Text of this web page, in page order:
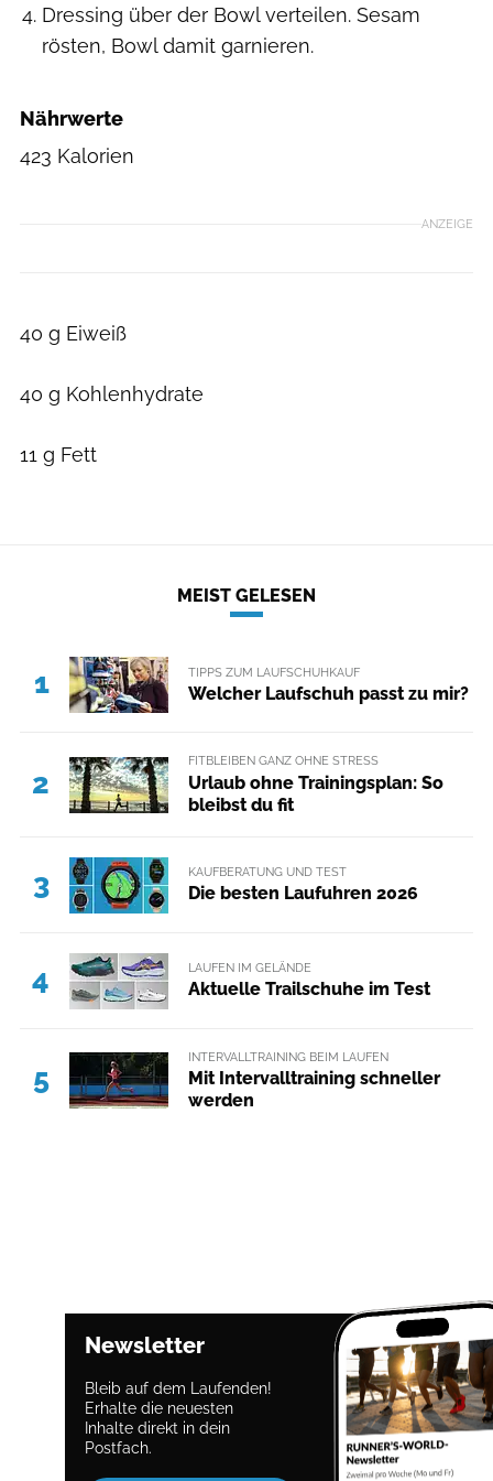
Dressing über der Bowl verteilen. Sesam
rösten, Bowl damit garnieren.
Nährwerte
423 Kalorien
ANZEIGE
40 g Eiweiß
40 g Kohlenhydrate
11 g Fett
MEIST GELESEN
1 TIPPS ZUM LAUFSCHUHKAUF
Welcher Laufschuh passt zu mir?
2
FITBLEIBEN GANZ OHNE STRESS
Urlaub ohne Trainingsplan: So
bleibst du fit
3 KAUFBERATUNG UND TEST
Die besten Laufuhren 2026
4 LAUFEN IM GELÄNDE
Aktuelle Trailschuhe im Test
5
INTERVALLTRAINING BEIM LAUFEN
Mit Intervalltraining schneller
werden
Newsletter
Bleib auf dem Laufenden!
Erhalte die neuesten
Inhalte direkt in dein
Postfach.